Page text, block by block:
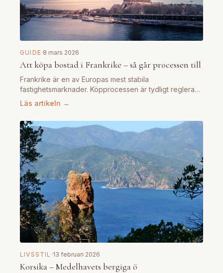
GUIDE·8 mars 2026
Att köpa bostad i Frankrike – så går processen till
Frankrike är en av Europas mest stabila
fastighetsmarknader. Köpprocessen är tydligt reglerad
och sk…
Läs artikeln →
LIVSSTIL ·13 februari 2026
Korsika – Medelhavets bergiga ö